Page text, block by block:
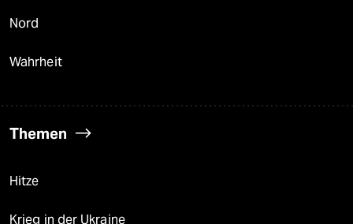
Nord
Wahrheit
Themen
Hitze
Krieg in der Ukraine